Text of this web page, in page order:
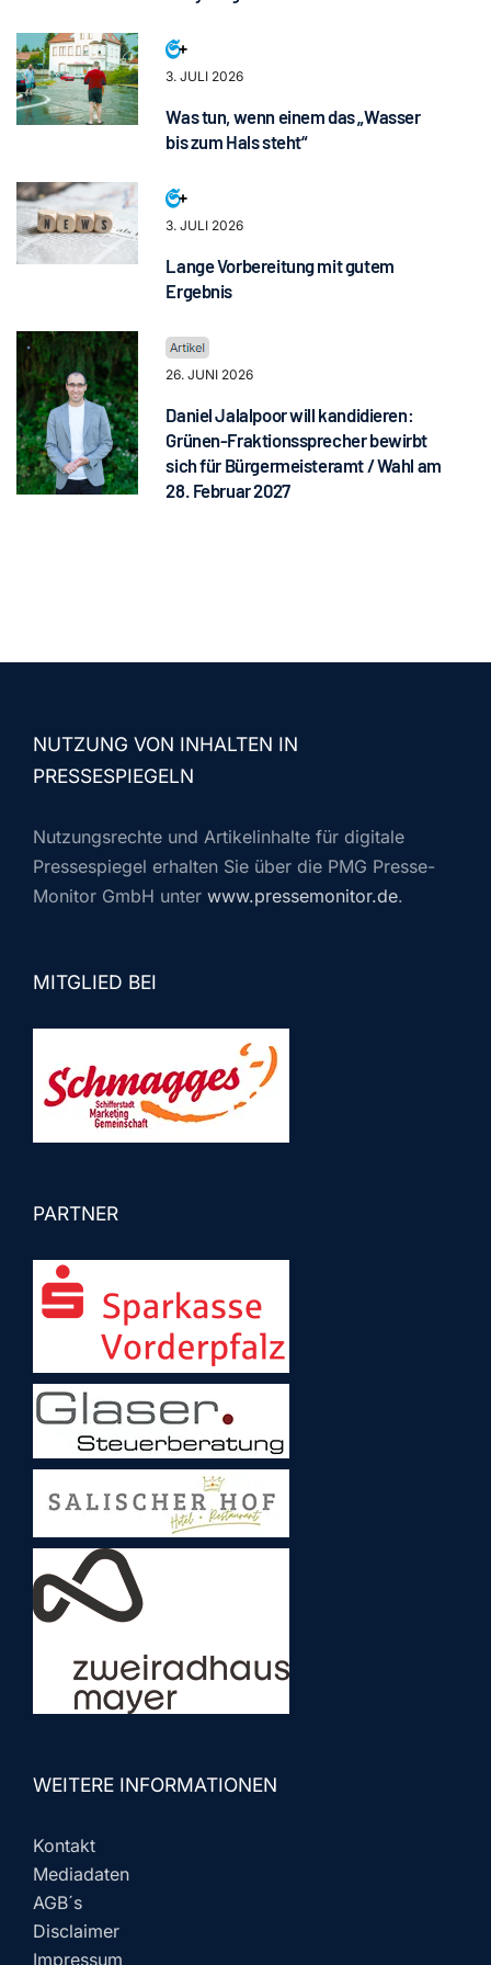
3. JULI 2026
Was tun, wenn einem das „Wasser
bis zum Hals steht“
3. JULI 2026
Lange Vorbereitung mit gutem
Ergebnis
26. JUNI 2026
Daniel Jalalpoor will kandidieren:
Grünen-Fraktionssprecher bewirbt
sich für Bürgermeisteramt / Wahl am
28. Februar 2027
NUTZUNG VON INHALTEN IN
PRESSESPIEGELN
Nutzungsrechte und Artikelinhalte für digitale
Pressespiegel erhalten Sie über die PMG Presse-
Monitor GmbH unter www.pressemonitor.de.
MITGLIED BEI
PARTNER
WEITERE INFORMATIONEN
Kontakt
Mediadaten
AGB´s
Disclaimer
Impressum